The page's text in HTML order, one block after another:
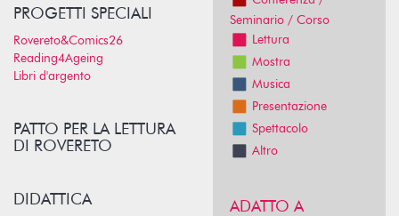
PROGETTI SPECIALI
Rovereto&Comics26
Reading4Ageing
Libri d'argento
PATTO PER LA LETTURA
DI ROVERETO
DIDATTICA
Seminario / Corso
Lettura
Mostra
Musica
Presentazione
Spettacolo
Altro
ADATTO A